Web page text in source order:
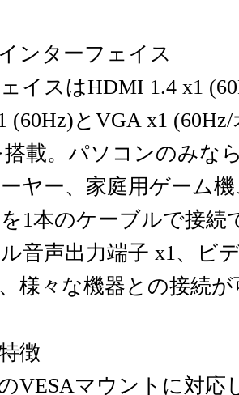
ンターフェイス
イスはHDMI 1.4 x1
(60Hz)とVGA x1
載。パソコンのみな
ヤー、家庭用ゲーム
1本のケーブルで接続
音声出力端子 x1、ビ
様々な機器との接続
徴
のVESAマウントに対